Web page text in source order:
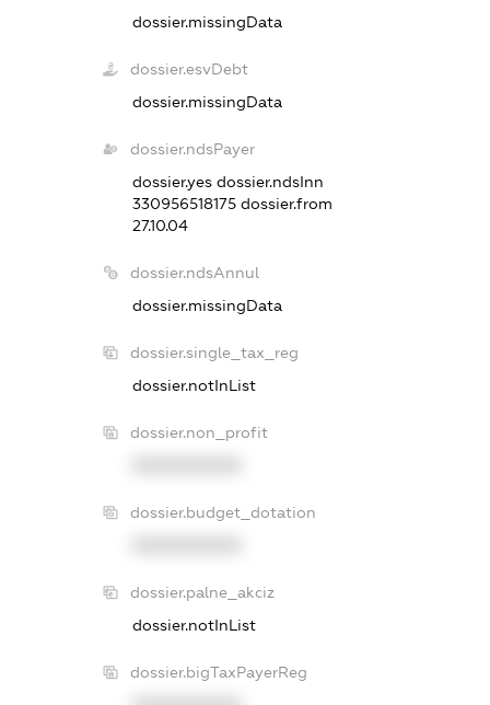
dossier.missingData
dossier.esvDebt
dossier.missingData
dossier.ndsPayer
dossier.yes dossier.ndsInn
330956518175 dossier.from
27.10.04
dossier.ndsAnnul
dossier.missingData
dossier.single_tax_reg
dossier.notInList
dossier.non_profit
dossier.budget_dotation
dossier.palne_akciz
dossier.notInList
dossier.bigTaxPayerReg